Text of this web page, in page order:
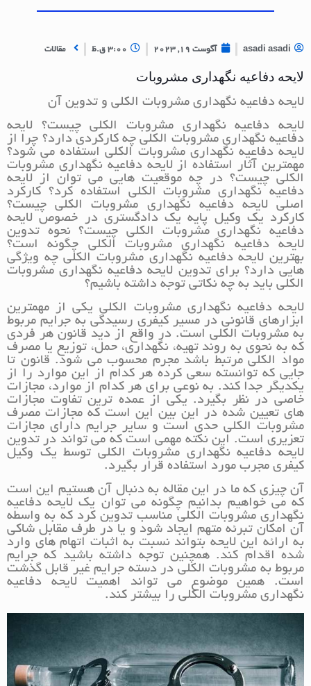
asadi asadi آگوست 19, 2023 3:00 ق.ظ مقالات
لایحه دفاعیه نگهداری مشروبات
لایحه دفاعیه نگهداری مشروبات الکلی و تدوین آن
لایحه دفاعیه نگهداری مشروبات الکلی چیست؟ لایحه
دفاعیه نگهداری مشروبات الکلی چه کارکردی دارد؟ چرا از
لایحه دفاعیه نگهداری مشروبات الکلی استفاده می شود؟
مهمترین آثار استفاده از لایحه دفاعیه نگهداری مشروبات
الکلی چیست؟ در چه موقعیت هایی می توان از لایحه
دفاعیه نگهداری مشروبات الکلی استفاده کرد؟ کارکرد
اصلی لایحه دفاعیه نگهداری مشروبات الکلی چیست؟
کارکرد یک وکیل پایه یک دادگستری در خصوص لایحه
دفاعیه نگهداری مشروبات الکلی چیست؟ نحوه تدوین
لایحه دفاعیه نگهداری مشروبات الکلی چگونه است؟
بهترین لایحه دفاعیه نگهداری مشروبات الکلی چه ویژگی
هایی دارد؟ برای تدوین لایحه دفاعیه نگهداری مشروبات
الکلی باید به چه نکاتی توجه داشته باشیم؟
لایحه دفاعیه نگهداری مشروبات الکلی یکی از مهمترین
ابزارهای قانونی در مسیر کیفری رسیدگی به جرایم مربوط
به مشروبات الکلی است. در واقع از دید قانون هر فردی
که به نحوی به روند تهیه، نگهداری، حمل، توزیع یا مصرف
مواد الکلی مرتبط باشد مجرم محسوب می شود. قانون تا
جایی که توانسته سعی کرده هر کدام از این موارد را از
یکدیگر جدا کند. به نوعی برای هر کدام از موارد، مجازات
خاصی در نظر بگیرد. یکی از عمده ترین تفاوت مجازات
های تعیین شده در این بین این است که مجازات مصرف
مشروبات الکلی حدی است و سایر جرایم دارای مجازات
تعزیری است. این نکته مهمی است که می تواند در تدوین
لایحه دفاعیه نگهداری مشروبات الکلی توسط یک وکیل
کیفری مجرب مورد استفاده قرار بگیرد.
آن چیزی که ما در این مقاله به دنبال آن هستیم این است
که می خواهیم بدانیم چگونه می توان یک لایحه دفاعیه
نگهداری مشروبات الکلی مناسب تدوین کرد که به واسطه
آن امکان تبرئه متهم ایجاد شود و یا در طرف مقابل شاکی
به ارائه این لایحه بتواند نسبت به اثبات اتهام های وارد
شده اقدام کند. همچنین توجه داشته باشید که جرایم
مربوط به مشروبات الکلی در دسته جرایم غیر قابل گذشت
است. همین موضوع می تواند اهمیت لایحه دفاعیه
نگهداری مشروبات الکلی را بیشتر کند.